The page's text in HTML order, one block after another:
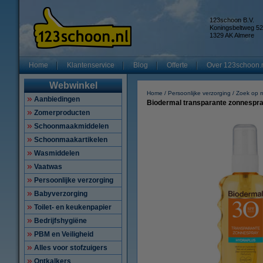
123schoon B.V.
Koningsbeltweg 52
1329 AK Almere
Home Klantenservice Blog Offerte Over
Webwinkel
Aanbiedingen
Zomerproducten
Schoonmaakmiddelen
Schoonmaakartikelen
Wasmiddelen
Vaatwas
Persoonlijke verzorging
Babyverzorging
Toilet- en keukenpapier
Bedrijfshygiëne
PBM en Veiligheid
Alles voor stofzuigers
Ontkalkers
Home Persoonlijke verzorging Zoek op
Biodermal transparante